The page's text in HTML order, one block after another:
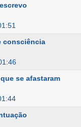
consciência
se afastaram